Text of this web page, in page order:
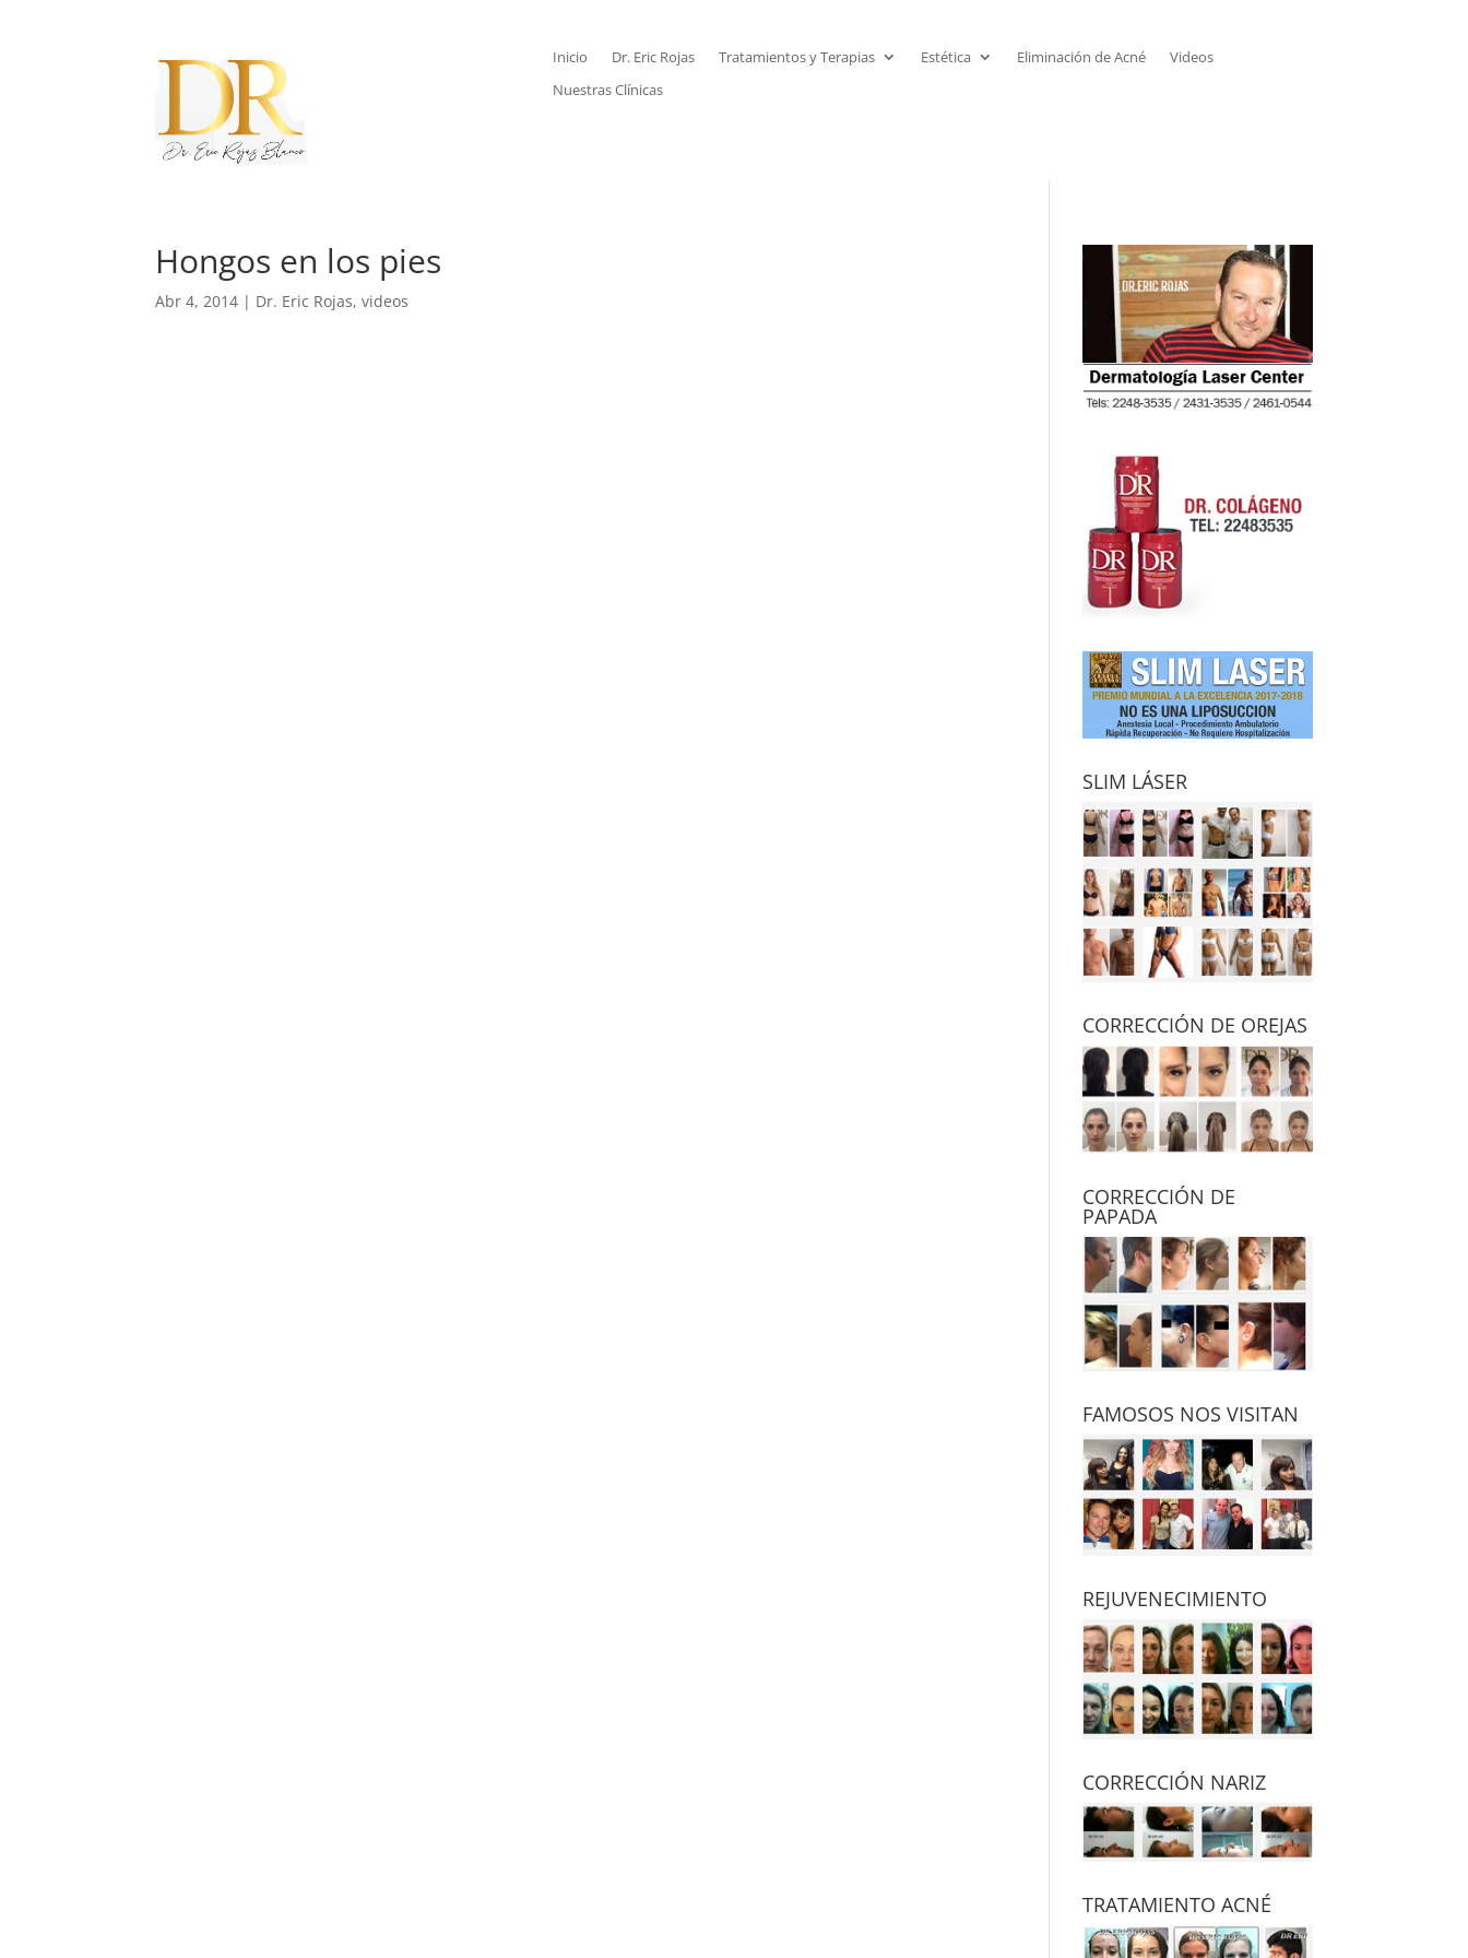
Inicio Dr. Eric Rojas Tratamientos y Terapias Estética Eliminación de Acné
Videos
Nuestras Clínicas
Hongos en los pies
Abr 4, 2014| Dr. Eric Rojas, videos
SLIM LÁSER
CORRECCIÓN DE OREJAS
CORRECCIÓN DE
PAPADA
FAMOSOS NOS VISITAN
REJUVENECIMIENTO
CORRECCIÓN NARIZ
TRATAMIENTO ACNÉ